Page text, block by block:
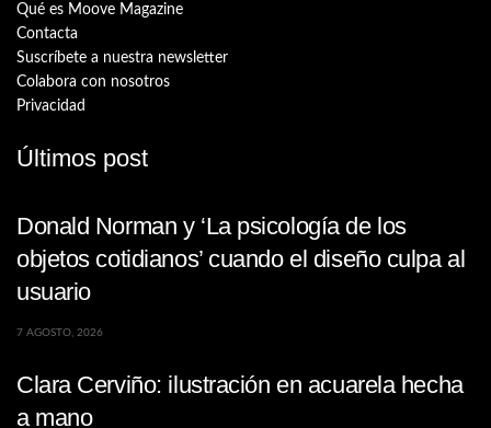
Qué es Moove Magazine
Contacta
Suscríbete a nuestra newsletter
Colabora con nosotros
Privacidad
Últimos post
Donald Norman y ‘La psicología de los
objetos cotidianos’ cuando el diseño culpa al
usuario
7 AGOSTO, 2026
Clara Cerviño: ilustración en acuarela hecha
a mano